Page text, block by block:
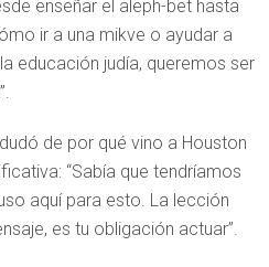
enseñar el aleph-bet hasta
ir a una mikve o ayudar a
educación judía, queremos ser
de por qué vino a Houston
“Sabía que tendríamos
aquí para esto. La lección
es tu obligación actuar”.